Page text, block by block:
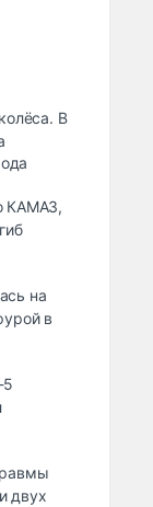
В
КАМАЗ,
на
в
5
двух